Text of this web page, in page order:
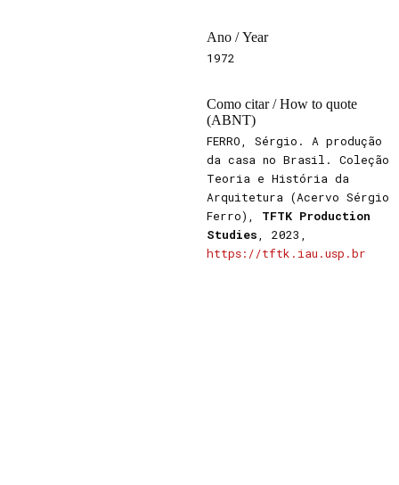
Ano / Year
1972
Como citar / How to quote
(ABNT)
FERRO, Sérgio. A produção
da casa no Brasil. Coleção
Teoria e História da
Arquitetura (Acervo Sérgio
Ferro), TFTK Production
Studies, 2023,
https://tftk.iau.usp.br